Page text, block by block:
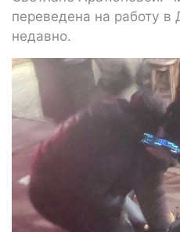
переведена на работу
недавно.